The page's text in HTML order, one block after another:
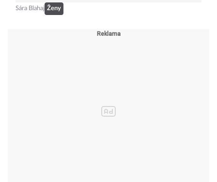
Sára Blahaj Ženy